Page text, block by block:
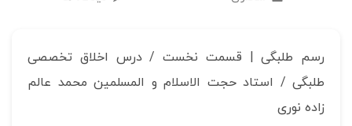
رسم طلبگی | قسمت نخست / درس اخلاق تخصصی
طلبگی / استاد حجت الاسلام و المسلمین محمد عالم
زاده نوری